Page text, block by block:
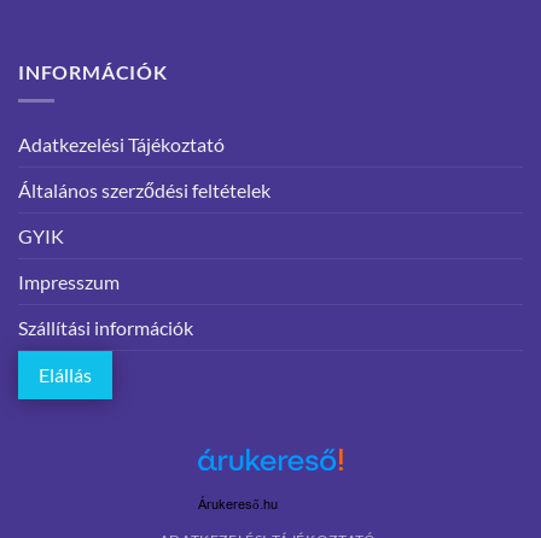
INFORMÁCIÓK
Adatkezelési Tájékoztató
Általános szerződési feltételek
GYIK
Impresszum
Szállítási információk
Elállás
Árukereső.hu